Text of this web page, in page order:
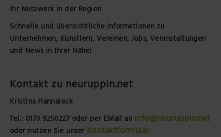
Ihr Netzwerk in der Region
Schnelle und übersichtliche Informationen zu
Unternehmen, Künstlern, Vereinen, Jobs, Veranstaltungen
und News in Ihrer Nähe!
Kontakt zu neuruppin.net
Kristina Hannaleck
Tel.: 0170 9250227 oder per EMail an info@neuruppin.net
oder nutzen Sie unser Kontaktformular